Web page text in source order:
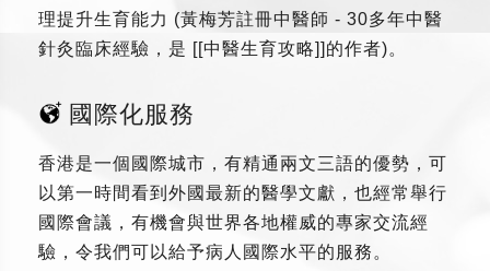
理提升生育能力 (黃梅芳註冊中醫師 - 30多年中醫
針灸臨床經驗，是 [[中醫生育攻略]]的作者)。
國際化服務
香港是一個國際城市，有精通兩文三語的優勢，可
以第一時間看到外國最新的醫學文獻，也經常舉行
國際會議，有機會與世界各地權威的專家交流經
驗，令我們可以給予病人國際水平的服務。